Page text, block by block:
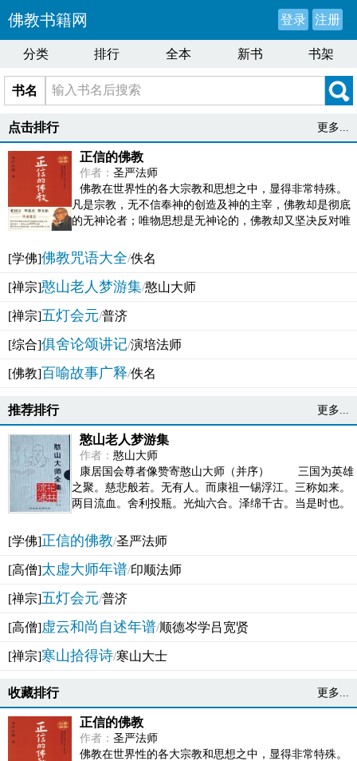
佛教书籍网 登录 注册
分类 排行 全本 新书 书架
书名
点击排行 更多...
正信的佛教
作者： 圣严法师
佛教在世界性的各大宗教和思想之中，显得非常特殊。
凡是宗教，无不信奉神的创造及神的主宰，佛教却是彻底
的无神论者；唯物思想是无神论的，佛教却又坚决反对唯
[学佛]佛教咒语大全/佚名
[禅宗]憨山老人梦游集/憨山大师
[禅宗]五灯会元/普济
[综合]俱舍论颂讲记/演培法师
[佛教]百喻故事广释/佚名
推荐排行 更多...
憨山老人梦游集
作者： 憨山大师
康居国会尊者像赞寄憨山大师（并序） 三国为英雄
之聚。慈悲般若。无有人。而康祖一锡浮江。三称如来。
两目流血。舍利投瓶。光灿六合。泽绵千古。当是时也。
[学佛]正信的佛教/圣严法师
[高僧]太虚大师年谱/印顺法师
[禅宗]五灯会元/普济
[高僧]虚云和尚自述年谱/顺德岑学吕宽贤
[禅宗]寒山拾得诗/寒山大士
收藏排行 更多...
正信的佛教
作者： 圣严法师
佛教在世界性的各大宗教和思想之中，显得非常特殊。